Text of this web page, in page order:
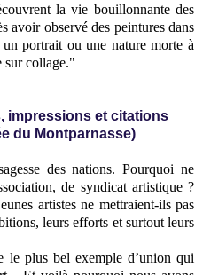
la vie bouillonnante des
avoir observé des peintures dans
portrait ou une nature morte à
sur collage."
impressions et citations
du Montparnasse)
des nations. Pourquoi ne
de syndicat artistique ?
artistes ne mettraient-ils pas
leurs efforts et surtout leurs
le plus bel exemple d’union qui